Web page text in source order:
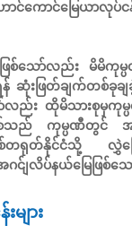
ောင်မြေယာလုပ်ငန်
ြစ်သော်လည်း မိမိကု
ဆုံးဖြတ်ချက်တစ်ခုခ
း ထိုမိသားစုမှကုမ္
ဒင်းစ်သည် ကုမ္ပဏီတွ
စ်တရုတ်နိုင်ငံသို့ လွှဲပ
လိပ်နယ်မြေဖြစ်သော
ျား